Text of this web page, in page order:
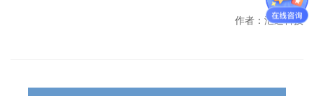
作者：汇通科技